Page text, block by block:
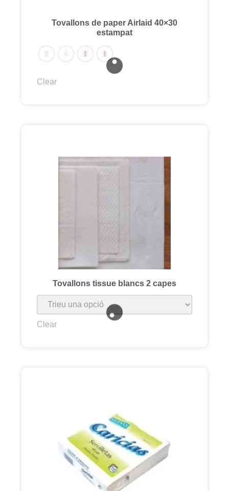
Tovallons de paper Airlaid 40×30
estampat
Clear
Tovallons tissue blancs 2 capes
Clear